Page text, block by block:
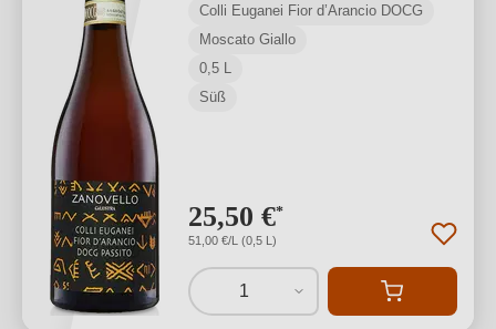
Colli Euganei Fior d’Arancio DOCG
Moscato Giallo
0,5 L
Süß
25,50 €*
51,00 €/L (0,5 L)
1